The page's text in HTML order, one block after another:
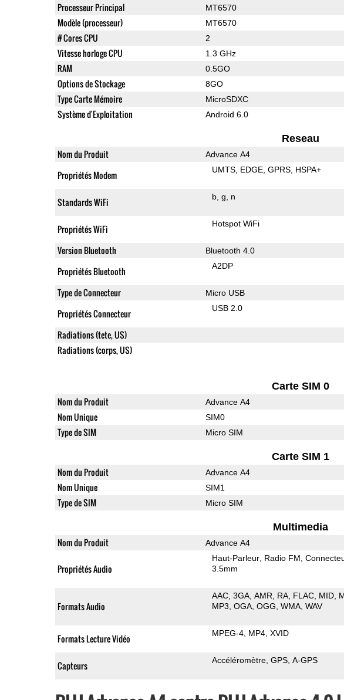
Processeur Principal MT6570
Modèle (processeur) MT6570
# Cores CPU 2
Vitesse horloge CPU 1.3 GHz
RAM 0.5GO
Options de Stockage 8GO
Type Carte Mémoire MicroSDXC
Système d'Exploitation Android 6.0
Reseau
Nom du Produit Advance A4
Propriétés Modem UMTS EDGE GPRS HSPA+
Standards WiFi b g n
Propriétés WiFi Hotspot WiFi
Version Bluetooth Bluetooth 4.0
Propriétés Bluetooth A2DP
Type de Connecteur Micro USB
Propriétés Connecteur USB 2.0
Radiations (tete, US)
Radiations (corps, US)
Carte SIM 0
Nom du Produit Advance A4
Nom Unique SIM0
Type de SIM Micro SIM
Carte SIM 1
Nom du Produit Advance A4
Nom Unique SIM1
Type de SIM Micro SIM
Multimedia
Nom du Produit Advance A4
Propriétés Audio
Haut-Parleur Radio FM
3.5mm
Formats Audio
AAC 3GA AMR RA FLAC MID
MP3 OGA OGG WMA WAV
Formats Lecture Vidéo MPEG-4 MP4 XVID
Capteurs Accéléromètre GPS A-GPS